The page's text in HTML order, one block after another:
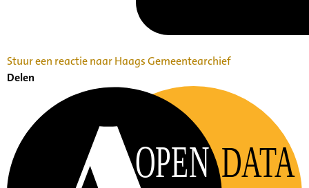
Stuur een reactie naar Haags Gemeentearchief
Delen
OPEN DATA